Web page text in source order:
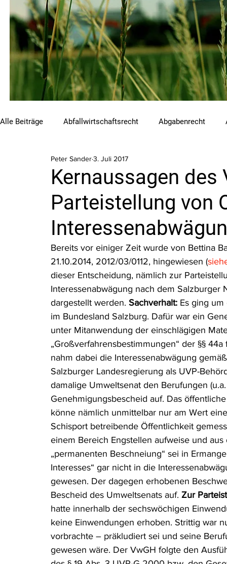
Alle Beiträge Abfallwirtschaftsrecht Abgabenrecht
Beihilfen und Förderungen
Luftreinhalterecht Naturschutzrecht
Rohstoffrecht (Umwelt-)Strafrecht Tierschutzrecht
Verfahrensrecht Vergaberecht Verkehr- und
RDU Umwelt-Ausgabe Erdgas
Kernaussagen des
Parteistellung von
Peter Sander3. Juli 2017
Bereits vor einiger Zeit wurde von Bettina
21.10.2014, 2012/03/0112, hingewiesen (
dieser Entscheidung, nämlich zur
Interessenabwägung nach dem Salzburger
dargestellt werden. Sachverhalt: Es ging
im Bundesland Salzburg. Dafür war ein
unter Mitanwendung der einschlägigen
„Großverfahrensbestimmungen“ der §§
nahm dabei die Interessenabwägung
Salzburger Landesregierung als UVP-
damalige Umweltsenat den Berufungen
Genehmigungsbescheid auf. Das
könne nämlich unmittelbar nur am Wert
Schisport betreibende Öffentlichkeit
einem Bereich Engstellen aufweise und
„permanenten Beschneiung“ sei in
Interesses“ gar nicht in die
gewesen. Der dagegen erhobenen
Bescheid des Umweltsenats auf. Zur
hatte innerhalb der sechswöchigen
keine Einwendungen erhoben. Strittig war
vorbrachte – präkludiert sei und seine
gewesen wäre. Der VwGH folgte den